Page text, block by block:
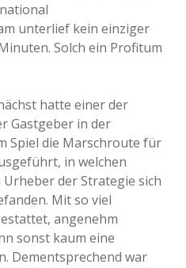
unterlief kein einziger
Solch ein Profitum
hatte einer der
Gastgeber in der
Spiel die Marschroute für
in welchen
der Strategie sich
Mit so viel
angenehm
sonst kaum eine
Dementsprechend war